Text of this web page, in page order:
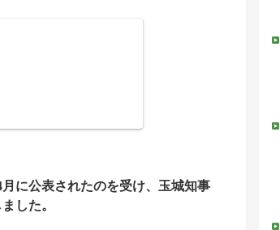
に公表されたのを受け、玉城知事
した。